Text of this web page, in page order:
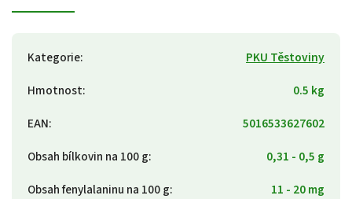
Kategorie:
PKU Těstoviny
Hmotnost:
0.5 kg
EAN:
5016533627602
Obsah bílkovin na 100 g:
0,31 - 0,5 g
Obsah fenylalaninu na 100 g:
11 - 20 mg